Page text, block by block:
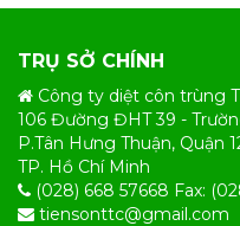
TRỤ SỞ CHÍNH
Công ty diệt côn trùng
106 Đường ĐHT 39 -
P.Tân Hưng Thuận, Quận
TP. Hồ Chí Minh
(028) 668 57668 Fax:
tiensonttc@gmail.com